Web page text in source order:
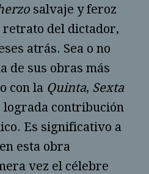
salvaje y feroz
retrato del dictador,
atrás. Sea o no
de sus obras más
con la Quinta, Sexta
lograda contribución
Es significativo a
esta obra
vez el célebre